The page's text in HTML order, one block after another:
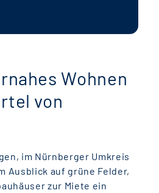
Wohnen
von
im Nürnberger Umkreis
Ausblick auf grüne Felder,
zur Miete ein